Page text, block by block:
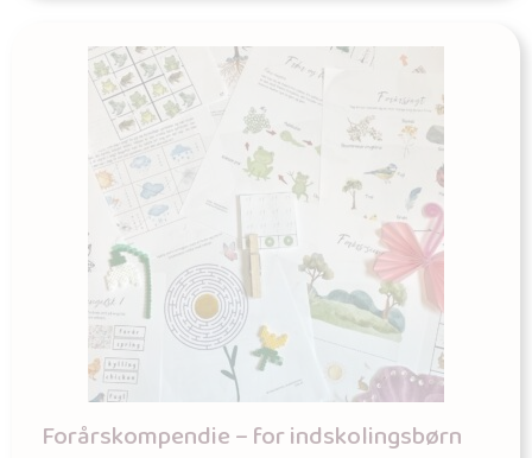
Forårskompendie – for indskolingsbørn